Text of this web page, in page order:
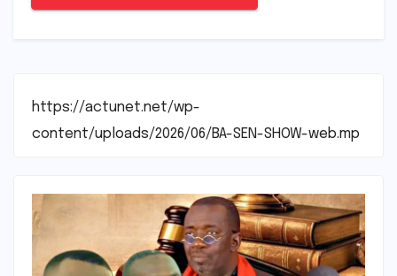
https://actunet.net/wp-
content/uploads/2026/06/BA-SEN-SHOW-web.mp